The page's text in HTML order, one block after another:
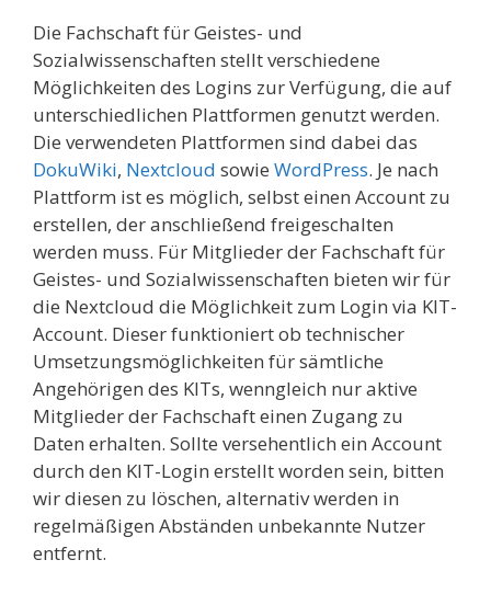
Die Fachschaft für Geistes- und
Sozialwissenschaften stellt verschiedene
Möglichkeiten des Logins zur Verfügung, die auf
unterschiedlichen Plattformen genutzt werden.
Die verwendeten Plattformen sind dabei das
DokuWiki, Nextcloud sowie WordPress. Je nach
Plattform ist es möglich, selbst einen Account zu
erstellen, der anschließend freigeschalten
werden muss. Für Mitglieder der Fachschaft für
Geistes- und Sozialwissenschaften bieten wir für
die Nextcloud die Möglichkeit zum Login via KIT-
Account. Dieser funktioniert ob technischer
Umsetzungsmöglichkeiten für sämtliche
Angehörigen des KITs, wenngleich nur aktive
Mitglieder der Fachschaft einen Zugang zu
Daten erhalten. Sollte versehentlich ein Account
durch den KIT-Login erstellt worden sein, bitten
wir diesen zu löschen, alternativ werden in
regelmäßigen Abständen unbekannte Nutzer
entfernt.